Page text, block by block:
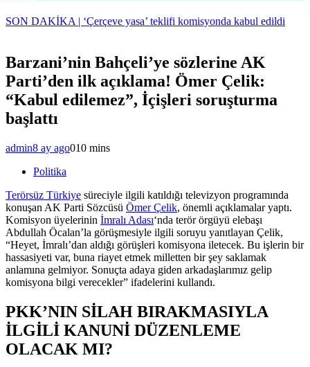
SON DAKİKA | ‘Çerçeve yasa’ teklifi komisyonda kabul edildi
Barzani’nin Bahçeli’ye sözlerine AK
Parti’den ilk açıklama! Ömer Çelik:
“Kabul edilemez”, İçişleri soruşturma
başlattı
admin8 ay ago010 mins
Politika
Terörsüz Türkiye süreciyle ilgili katıldığı televizyon programında
konuşan AK Parti Sözcüsü Ömer Çelik, önemli açıklamalar yaptı.
Komisyon üyelerinin İmralı Adası‘nda terör örgüyü elebaşı
Abdullah Öcalan’la görüşmesiyle ilgili soruyu yanıtlayan Çelik,
“Heyet, İmralı’dan aldığı görüşleri komisyona iletecek. Bu işlerin bir
hassasiyeti var, buna riayet etmek milletten bir şey saklamak
anlamına gelmiyor. Sonuçta adaya giden arkadaşlarımız gelip
komisyona bilgi verecekler” ifadelerini kullandı.
PKK’NIN SİLAH BIRAKMASIYLA
İLGİLİ KANUNİ DÜZENLEME
OLACAK MI?